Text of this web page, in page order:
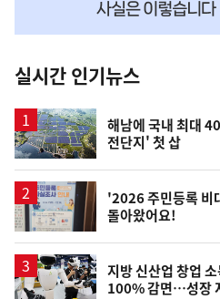
뉴
스
실시간 인기뉴스
해남에 국내 최대
전단지' 첫 삽
'2026 주민등록 비
돌아왔어요!
지방 신산업 창업
100% 감면…성장